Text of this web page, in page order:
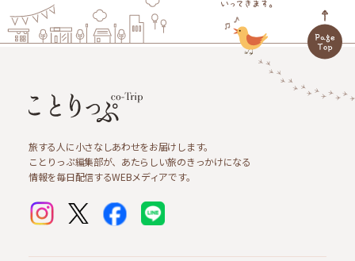
旅する人に小さなしあわせをお届けします。
ことりっぷ編集部が、あたらしい旅のきっかけになる
情報を毎日配信するWEBメディアです。